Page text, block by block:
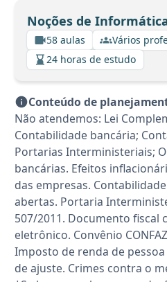
Noções de
58 aulas
Vários
24 horas de estudo
Conteúdo de
Não atendemos: Lei
Contabilidade bancária;
Portarias Interministeriais;
bancárias. Efeitos
das empresas.
abertas. Portaria
507/2011. Documento fiscal
eletrônico. Convênio
Imposto de renda de
de ajuste. Crimes contra o